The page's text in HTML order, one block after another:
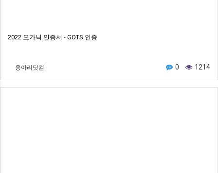
2022 오가닉 인증서 - GOTS 인증
옹아리닷컴 0 1214